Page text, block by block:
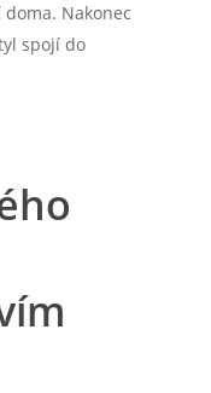
Nakonec
spojí do